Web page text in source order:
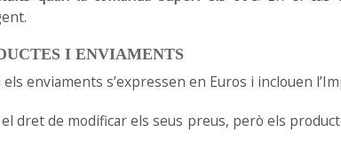
I ENVIAMENTS
enviaments s’expressen en Euros i inclouen
dret de modificar els seus preus, però els